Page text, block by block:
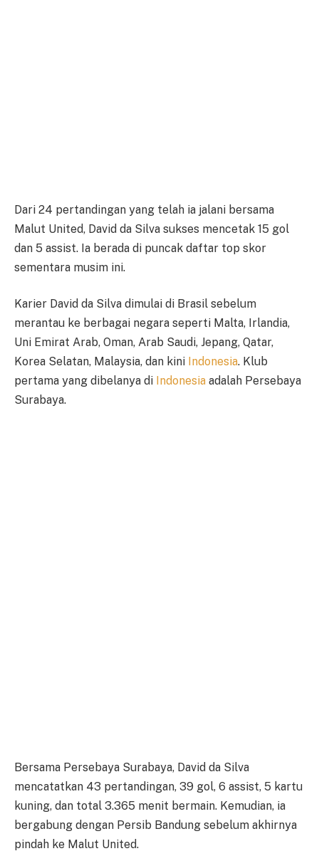
Dari 24 pertandingan yang telah ia jalani bersama
Malut United, David da Silva sukses mencetak 15 gol
dan 5 assist. Ia berada di puncak daftar top skor
sementara musim ini.
Karier David da Silva dimulai di Brasil sebelum
merantau ke berbagai negara seperti Malta, Irlandia,
Uni Emirat Arab, Oman, Arab Saudi, Jepang, Qatar,
Korea Selatan, Malaysia, dan kini Indonesia. Klub
pertama yang dibelanya di Indonesia adalah Persebaya
Surabaya.
Bersama Persebaya Surabaya, David da Silva
mencatatkan 43 pertandingan, 39 gol, 6 assist, 5 kartu
kuning, dan total 3.365 menit bermain. Kemudian, ia
bergabung dengan Persib Bandung sebelum akhirnya
pindah ke Malut United.